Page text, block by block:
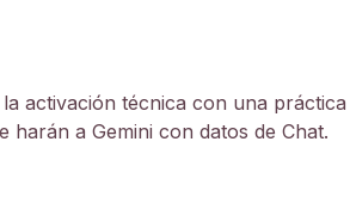
activación técnica con una práctica
a Gemini con datos de Chat.